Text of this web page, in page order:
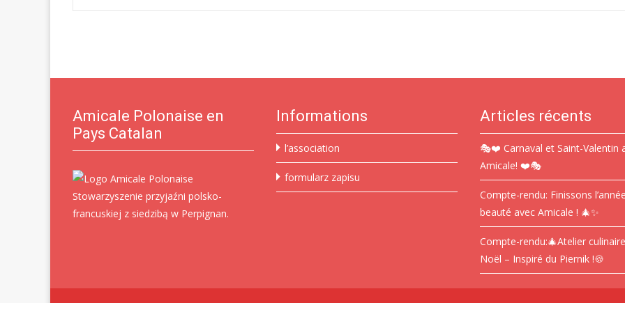
Amicale Polonaise en
Pays Catalan
Stowarzyszenie przyjaźni polsko-
francuskiej z siedzibą w Perpignan.
Informations
l’association
formularz zapisu
Articles récents
🎭❤️ Carnaval et Saint-Valentin
Amicale! ❤️🎭
Compte-rendu: Finissons
beauté avec Amicale ! 🎄✨
Compte-rendu:🎄Atelier
Noël – Inspiré du Piernik !🍪